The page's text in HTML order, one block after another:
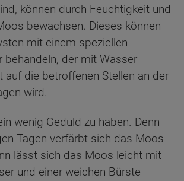
können durch Feuchtigkeit und
bewachsen. Dieses können
mit einem speziellen
behandeln, der mit Wasser
auf die betroffenen Stellen an der
wird.
wenig Geduld zu haben. Denn
Tagen verfärbt sich das Moos
lässt sich das Moos leicht mit
und einer weichen Bürste